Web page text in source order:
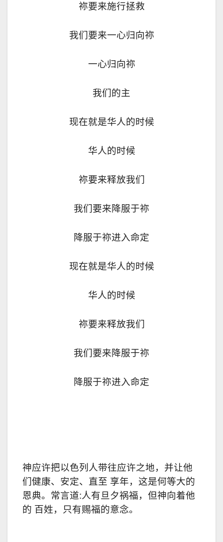
祢要来施行拯救
我们要来一心归向祢
一心归向祢
我们的主
现在就是华人的时候
华人的时候
祢要来释放我们
我们要来降服于祢
降服于祢进入命定
现在就是华人的时候
华人的时候
祢要来释放我们
我们要来降服于祢
降服于祢进入命定
神应许把以色列人带往应许之地，并让他
们健康、安定、直至 享年，这是何等大的
恩典。常言道:人有旦夕祸福，但神向着他
的 百姓，只有赐福的意念。